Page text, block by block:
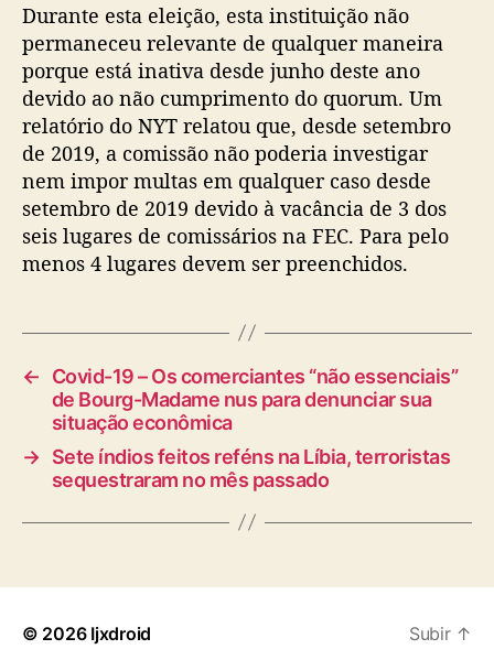
Durante esta eleição, esta instituição não
permaneceu relevante de qualquer maneira
porque está inativa desde junho deste ano
devido ao não cumprimento do quorum. Um
relatório do NYT relatou que, desde setembro
de 2019, a comissão não poderia investigar
nem impor multas em qualquer caso desde
setembro de 2019 devido à vacância de 3 dos
seis lugares de comissários na FEC. Para pelo
menos 4 lugares devem ser preenchidos.
←
Covid-19 – Os comerciantes “não essenciais”
de Bourg-Madame nus para denunciar sua
situação econômica
→ Sete índios feitos reféns na Líbia, terroristas
sequestraram no mês passado
© 2026 Ijxdroid Subir ↑